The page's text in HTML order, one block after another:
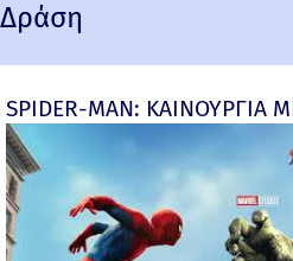
Δράση
SPIDER-MAN: ΚΑΙΝΟΥΡΓΙΑ